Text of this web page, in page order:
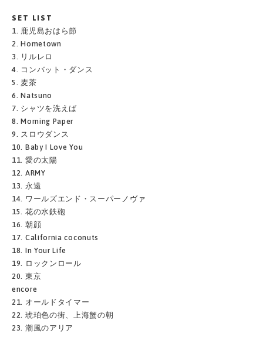
SET LIST
1. 鹿児島おはら節
2. Hometown
3. リルレロ
4. コンバット・ダンス
5. 麦茶
6. Natsuno
7. シャツを洗えば
8. Morning Paper
9. スロウダンス
10. Baby I Love You
11. 愛の太陽
12. ARMY
13. 永遠
14. ワールズエンド・スーパーノヴァ
15. 花の水鉄砲
16. 朝顔
17. California coconuts
18. In Your Life
19. ロックンロール
20. 東京
encore
21. オールドタイマー
22. 琥珀色の街、上海蟹の朝
23. 潮風のアリア